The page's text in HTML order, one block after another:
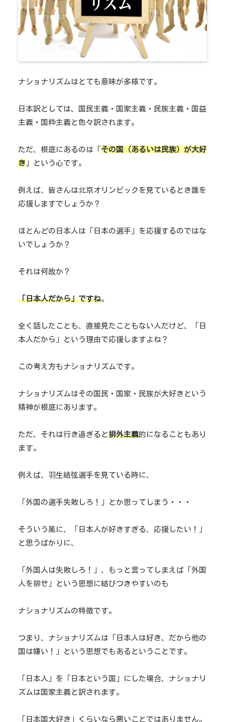
ナショナリズムはとても意味が多様です。
日本訳としては、国民主義・国家主義・民族主義・国益
主義・国粋主義と色々訳されます。
ただ、根底にあるのは「 その国（あるいは民族）が大好
き 」という心です。
例えば、皆さんは北京オリンピックを見ているとき誰を
応援しますでしょうか？
ほとんどの日本人は「日本の選手」を応援するのではな
いでしょうか？
それは何故か？
「日本人だから」ですね。
全く話したことも、直接見たこともない人だけど、「日
本人だから」という理由で応援しますよね？
この考え方もナショナリズムです。
ナショナリズムはその国民・国家・民族が大好きという
精神が根底にあります。
ただ、それは行き過ぎると排外主義的になることもあり
ます。
例えば、羽生結弦選手を見ている時に、
「外国の選手失敗しろ！」とか思ってしまう・・・
そういう風に、「日本人が好きすぎる、応援したい！」
と思うばかりに、
「外国人は失敗しろ！」、もっと言ってしまえば「外国
人を排せ」という思想に結びつきやすいのも
ナショナリズムの特徴です。
つまり、ナショナリズムは「日本人は好き、だから他の
国は嫌い！」という思想でもあるということです。
「日本人」を「日本という国」にした場合、ナショナリ
ズムは国家主義と訳されます。
「日本国大好き」くらいなら悪いことではありません。